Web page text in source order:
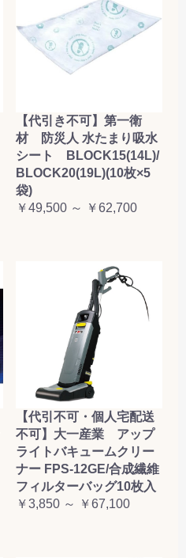
【代引き不可】第一衛
材 防災人 水たまり吸水
シート BLOCK15(14L)/
BLOCK20(19L)(10枚×5
袋)
￥49,500 ～ ￥62,700
【代引不可・個人宅配送
不可】大一産業 アップ
ライトバキュームクリー
ナー FPS-12GE/合成繊維
フィルターバッグ10枚入
￥3,850 ～ ￥67,100